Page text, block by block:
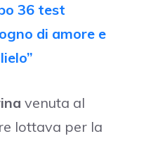
36 test
di amore e
venuta al
lottava per la